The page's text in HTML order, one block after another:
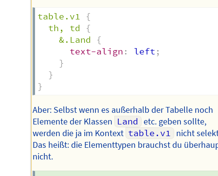
table.v1
{
th, td
{
&.Land
{
text-align : left ;
}
}
}
Aber: Selbst wenn es außerhalb der Tabelle noch
Elemente der Klassen Land etc. geben sollte,
werden die ja im Kontext table.v1 nicht
Das heißt: die Elementtypen brauchst du
nicht.